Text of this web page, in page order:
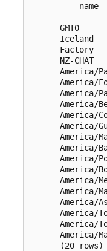
          name
      GMT0
      Iceland
      Factory
      NZ-CHAT
America/
America/
America/
America/
America/
America/
America/
America/
America/
America/
America/
America/
America/
America/
America/
America/
      (20 rows)